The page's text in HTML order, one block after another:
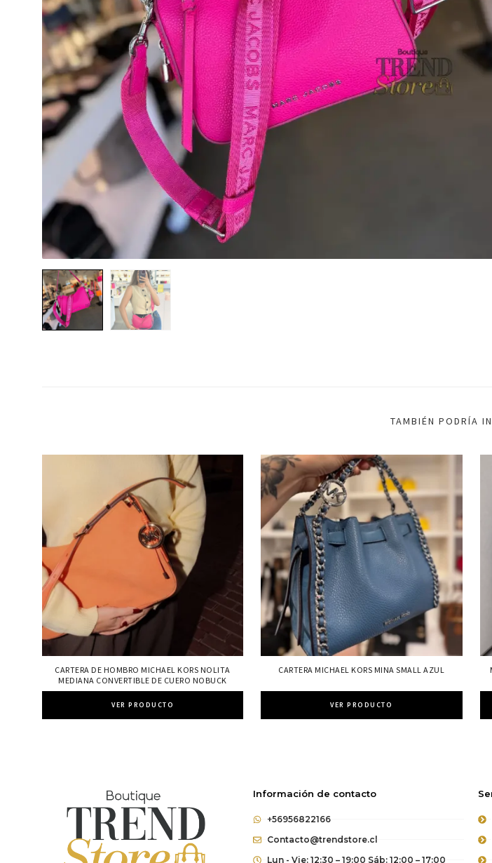
TAMBIÉN PODRÍA
CARTERA DE HOMBRO MICHAEL KORS NOLITA
MEDIANA CONVERTIBLE DE CUERO NOBUCK
VER PRODUCTO
CARTERA MICHAEL KORS MINA SMALL AZUL
VER PRODUCTO
Información de contacto
+56956822166
Contacto@trendstore.cl
Lun - Vie: 12:30 – 19:00 Sáb: 12:00 – 17:00